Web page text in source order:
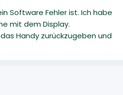
Software Fehler ist. Ich habe
mit dem Display.
Handy zurückzugeben und